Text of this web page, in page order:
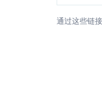
通过这些链